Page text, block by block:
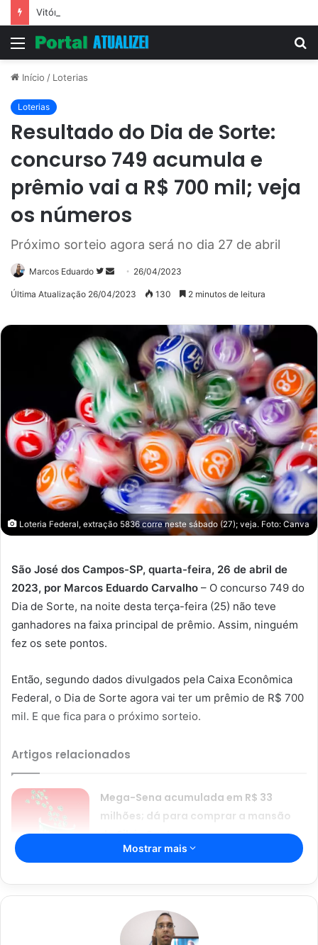
Menu
Início / Loterias
Loterias
Resultado do Dia de Sorte:
concurso 749 acumula e
prêmio vai a R$ 700 mil; veja
os números
Próximo sorteio agora será no dia 27 de abril
Marcos Eduardo
SigaMande26/04/2023
Última Atualização 26/04/2023 130 2 minutos de leitura
Loteria Federal, extração 5836 corre neste sábado (27); veja. Foto: Canva
São José dos Campos-SP, quarta-feira, 26 de abril de
2023, por Marcos Eduardo Carvalho – O concurso 749 do
Dia de Sorte, na noite desta terça-feira (25) não teve
ganhadores na faixa principal de prêmio. Assim, ninguém
fez os sete pontos.
Então, segundo dados divulgados pela Caixa Econômica
Federal, o Dia de Sorte agora vai ter um prêmio de R$ 700
mil. E que fica para o próximo sorteio.
Artigos relacionados
Mega-Sena acumulada em R$ 33
milhões; dá para comprar a mansão
do Silvio Santos
22/08/2024
Resultado da Mega-Sena 2684:
milhões
03/02/2024
Mostrar mais